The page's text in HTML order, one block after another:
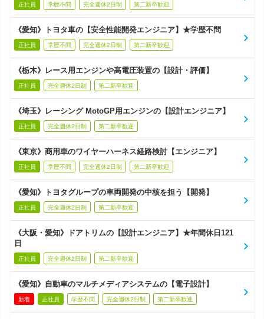
正社員 学歴不問 完全週休2日制 第二新卒歓迎
《愛知》トヨタ車の【安全性能開発エンジニア】★学歴不問
正社員 学歴不問 完全週休2日制 第二新卒歓迎
《栃木》レース用エンジンや高電圧装置の【設計・評価】
正社員 完全週休2日制 第二新卒歓迎
《埼玉》レーシング MotoGP用エンジンの【設計エンジニア】
正社員 完全週休2日制 第二新卒歓迎
《東京》商用車のワイヤーハーネス経路検討【エンジニア】
正社員 学歴不問 完全週休2日制 第二新卒歓迎
《愛知》トヨタグループの車両開発の中核を担う【開発】
正社員 完全週休2日制 第二新卒歓迎
《大阪・愛知》ドアトリムの【設計エンジニア】★年間休日121
日
正社員 完全週休2日制 第二新卒歓迎
《愛知》自動車のマルチメディアシステムの【電子設計】
新着 正社員 学歴不問 完全週休2日制 第二新卒歓迎